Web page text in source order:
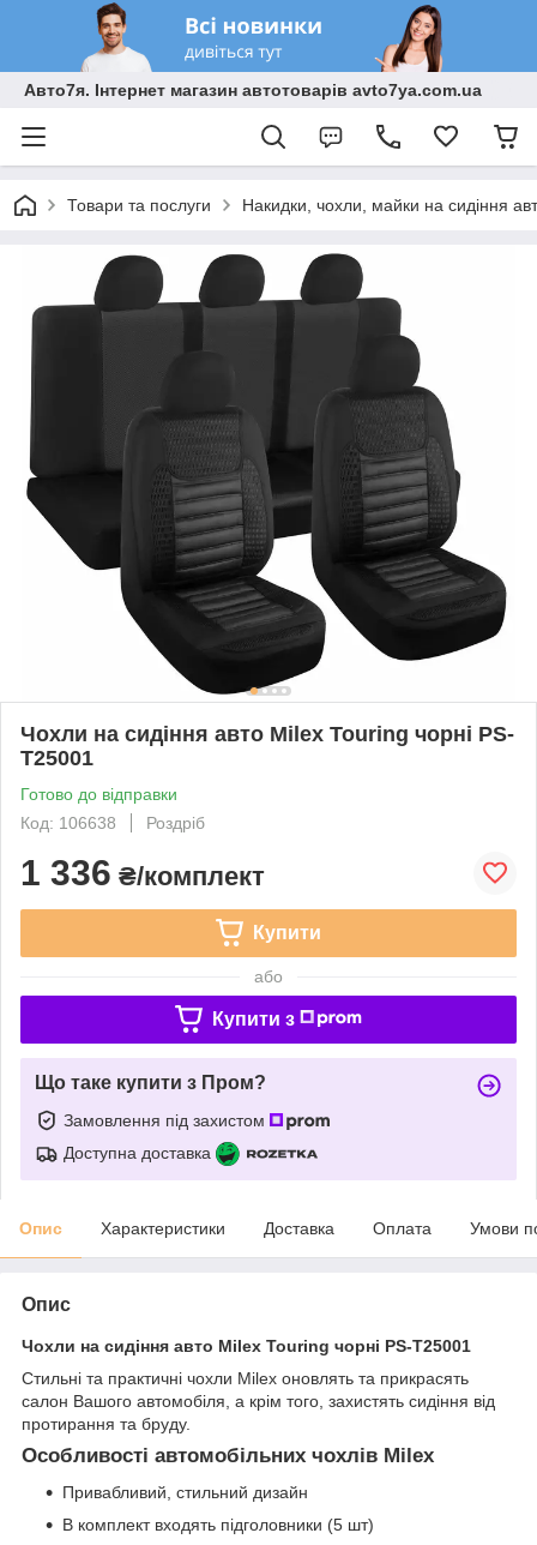
Авто7я. Інтернет магазин автотоварів avto7ya.com.ua
Товари та послуги Накидки, чохли, майки на сидіння
Чохли на сидіння авто Milex Touring чорні PS-
T25001
Готово до відправки
Код: 106638
Роздріб
1 336 ₴/комплект
Купити
або
Купити з
Що таке купити з Пром?
Замовлення під захистом
Доступна доставка
Опис Характеристики Доставка Оплата Умови
Опис
Чохли на сидіння авто Milex Touring чорні PS-T25001
Стильні та практичні чохли Milex оновлять та прикрасять
салон Вашого автомобіля, а крім того, захистять сидіння від
протирання та бруду.
Особливості автомобільних чохлів Milex
Привабливий, стильний дизайн
В комплект входять підголовники (5 шт)